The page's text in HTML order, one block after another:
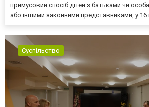
примусовий спосіб дітей з батьками чи
або іншими законними представниками, у 16
Суспільство